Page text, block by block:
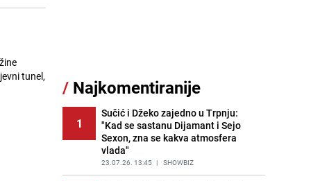
tunel,
11
naselju Vraca? Policija zaprimila
dojavu, izašli na teren
PRIJE 2 DANA | CRNA HRONIKA
Znate li šta Dino Merlin pojede prije
izlaska na scenu? Njegov ritual
iznenadio mnoge
PRIJE 1 DAN | SHOWBIZ
/ Najkomentiranije
1
Sučić i Džeko zajedno u Trpnju:
"Kad se sastanu Dijamant i Sejo
Sexon, zna se kakva atmosfera
vlada"
23.07.26. 13:45 | SHOWBIZ